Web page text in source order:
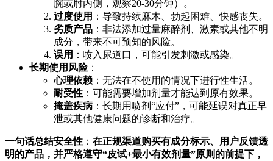
腕或肘内侧，观察20-30分钟）。
过度使用 ：导致持续麻木、勃起困难、快感丧失。
劣质产品 ：非法添加过量麻醉剂、激素或其他不明
成分，带来不可预知的风险。
误用 ：喷入尿道口，可能引发刺激或感染。
长期使用风险：
心理依赖 ：无法在不使用的情况下进行性生活。
耐受性 ：可能需要增加剂量才能达到原有效果。
掩盖疾病 ：长期用喷剂“应付”，可能延误对真正早
泄或其他健康问题的诊断和治疗。
一句话总结安全性 ： 在正规渠道购买有成分标示、用户反馈透
明的产品，并严格遵守“皮试+最小有效剂量”原则的前提下，